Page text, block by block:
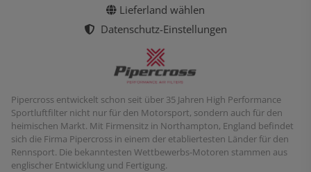
Lieferland wählen
Datenschutz-Einstellungen
Pipercross entwickelt schon seit über 35 Jahren High Performance
Sportluftfilter nicht nur für den Motorsport, sondern auch für den
heimischen Markt. Mit Firmensitz in Northampton, England befindet
sich die Firma Pipercross in einem der etabliertesten Länder für den
Rennsport. Die bekanntesten Wettbewerbs-Motoren stammen aus
englischer Entwicklung und Fertigung.